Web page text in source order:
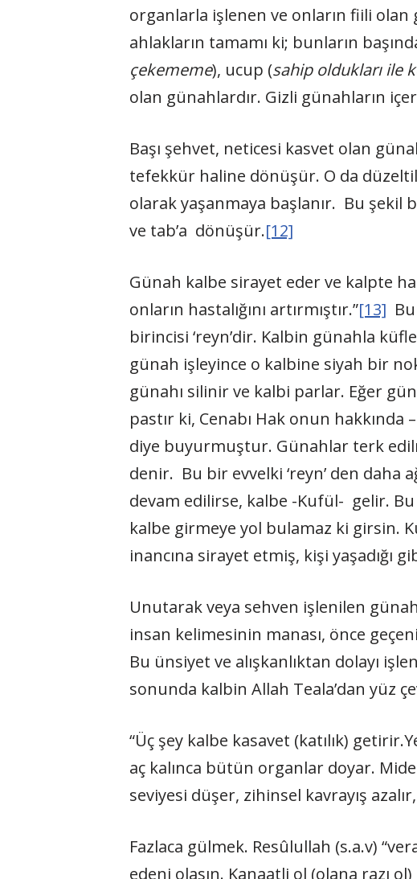
organlarla işlenen ve onların fiili
ahlakların tamamı ki; bunların
çekememe), ucup (sahip oldukları ile
olan günahlardır. Gizli günahların
Başı şehvet, neticesi kasvet olan
tefekkür haline dönüşür. O da
olarak yaşanmaya başlanır. Bu şekil
ve tab’a dönüşür.[12]
Günah kalbe sirayet eder ve kalpte
onların hastalığını artırmıştır.”[13]
birincisi ‘reyn’dir. Kalbin günahla
günah işleyince o kalbine siyah bir
günahı silinir ve kalbi parlar. Eğer
pastır ki, Cenabı Hak onun hakkında
diye buyurmuştur. Günahlar terk
denir. Bu bir evvelki ‘reyn’ den daha
devam edilirse, kalbe -Kufül- gelir.
kalbe girmeye yol bulamaz ki girsin.
inancına sirayet etmiş, kişi yaşadığı
Unutarak veya sehven işlenilen
insan kelimesinin manası, önce
Bu ünsiyet ve alışkanlıktan dolayı
sonunda kalbin Allah Teala’dan yüz
“Üç şey kalbe kasavet (katılık)
aç kalınca bütün organlar doyar.
seviyesi düşer, zihinsel kavrayış
Fazlaca gülmek. Resûlullah (s.a.v)
edeni olasın. Kanaatli ol (olana razı